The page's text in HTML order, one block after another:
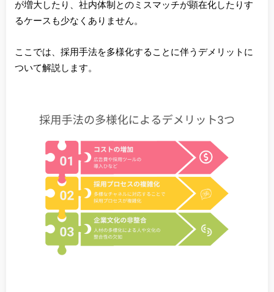
が増大したり、社内体制とのミスマッチが顕在化したりす
るケースも少なくありません。
ここでは、採用手法を多様化することに伴うデメリットに
ついて解説します。